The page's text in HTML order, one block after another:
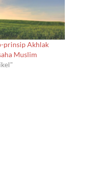
prinsip Akhlak
Muslim